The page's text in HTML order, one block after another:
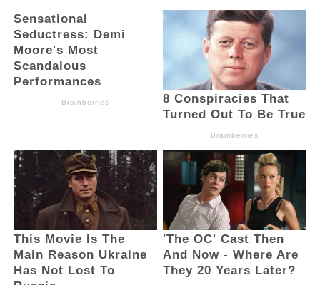
yang aman, berkualitas, dan profesional
bagi masyarakat,” tegasnya.(And)